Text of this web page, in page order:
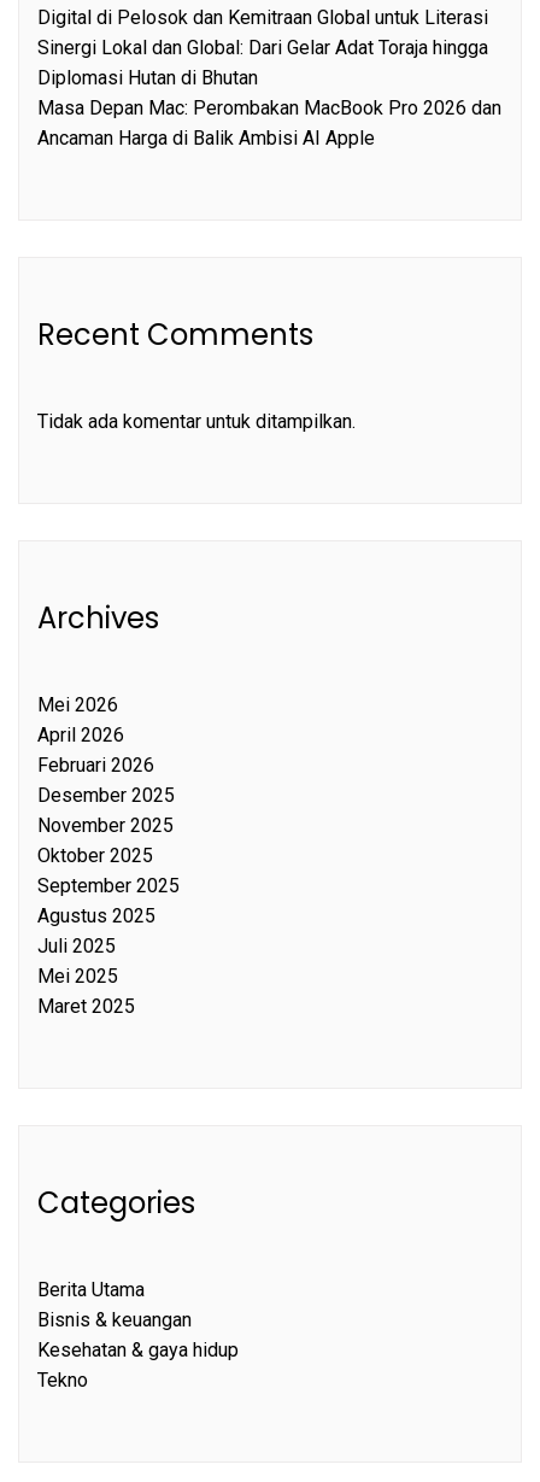
Digital di Pelosok dan Kemitraan Global untuk Literasi
Sinergi Lokal dan Global: Dari Gelar Adat Toraja hingga
Diplomasi Hutan di Bhutan
Masa Depan Mac: Perombakan MacBook Pro 2026 dan
Ancaman Harga di Balik Ambisi AI Apple
Recent Comments
Tidak ada komentar untuk ditampilkan.
Archives
Mei 2026
April 2026
Februari 2026
Desember 2025
November 2025
Oktober 2025
September 2025
Agustus 2025
Juli 2025
Mei 2025
Maret 2025
Categories
Berita Utama
Bisnis & keuangan
Kesehatan & gaya hidup
Tekno